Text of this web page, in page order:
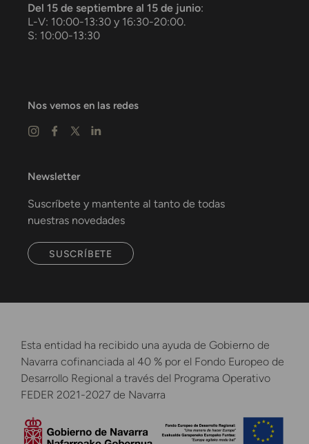
Del 15 de septiembre al 15 de junio:
L-V: 10:00-13:30 y 16:30-20:00.
S: 10:00-13:30
Nos vemos en las redes
Newsletter
Suscríbete y mantente al tanto de todas
nuestras novedades
SUSCRÍBETE
Esta entidad ha recibido una ayuda de Gobierno de
Navarra cofinanciada al 40 % por el Fondo Europeo de
Desarrollo Regional a través del Programa Operativo
FEDER 2021-2027 de Navarra